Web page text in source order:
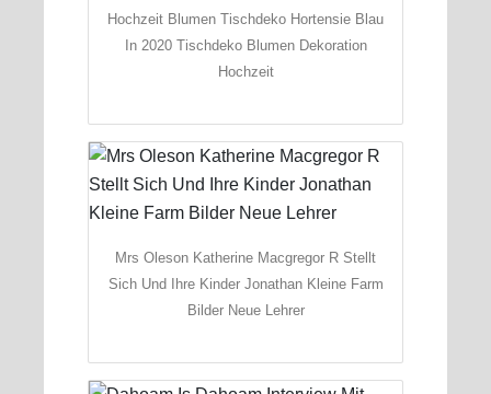
Hochzeit Blumen Tischdeko Hortensie Blau
In 2020 Tischdeko Blumen Dekoration
Hochzeit
Mrs Oleson Katherine Macgregor R Stellt
Sich Und Ihre Kinder Jonathan Kleine Farm
Bilder Neue Lehrer